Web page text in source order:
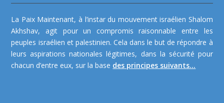
La Paix Maintenant, à l’instar du mouvement israélien Shalom
Akhshav, agit pour un compromis raisonnable entre les
peuples israélien et palestinien. Cela dans le but de répondre à
leurs aspirations nationales légitimes, dans la sécurité pour
chacun d’entre eux, sur la base des principes suivants...